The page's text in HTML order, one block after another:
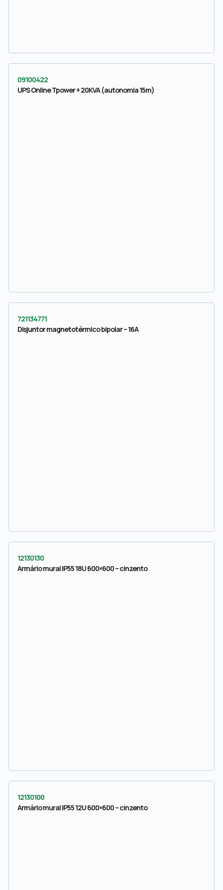
09100422
UPS Online Tpower + 20KVA (autonomia 15m)
721134771
Disjuntor magnetotérmico bipolar – 16A
12130130
Armário mural IP55 18U 600×600 – cinzento
12130100
Armário mural IP55 12U 600×600 – cinzento